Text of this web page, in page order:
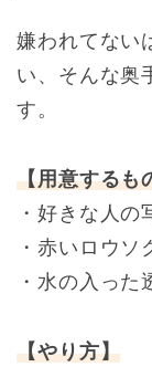
嫌われてない
い、そんな奥
す。
【用意するも
・好きな人の
・赤いロウソ
・水の入った
【やり方】